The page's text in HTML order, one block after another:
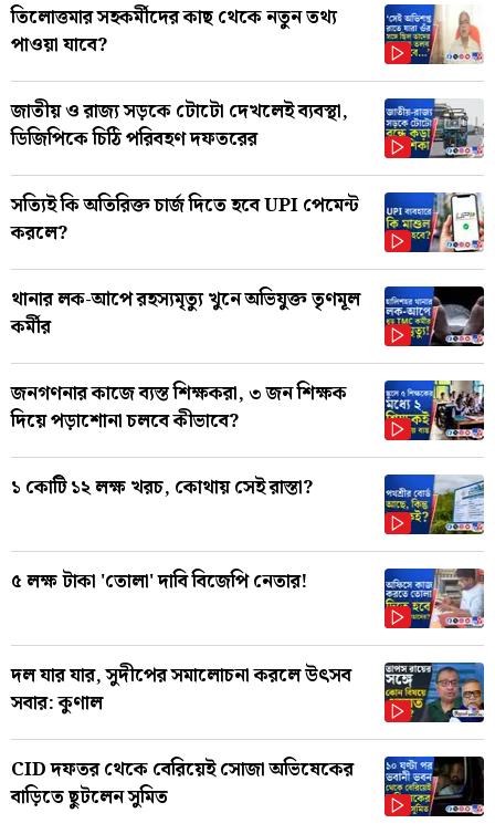
তিলোত্তমার সহকর্মীদের কাছ থেকে নতুন তথ্য
পাওয়া যাবে?
জাতীয় ও রাজ্য সড়কে টোটো দেখলেই ব্যবস্থা,
ডিজিপিকে চিঠি পরিবহণ দফতরের
সত্যিই কি অতিরিক্ত চার্জ দিতে হবে UPI পেমেন্ট
করলে?
থানার লক-আপে রহস্যমৃত্যু খুনে অভিযুক্ত তৃণমূল
কর্মীর
জনগণনার কাজে ব্যস্ত শিক্ষকরা, ৩ জন শিক্ষক
দিয়ে পড়াশোনা চলবে কীভাবে?
১ কোটি ১২ লক্ষ খরচ, কোথায় সেই রাস্তা?
৫ লক্ষ টাকা 'তোলা' দাবি বিজেপি নেতার!
দল যার যার, সুদীপের সমালোচনা করলে উৎসব
সবার: কুণাল
CID দফতর থেকে বেরিয়েই সোজা অভিষেকের
বাড়িতে ছুটলেন সুমিত